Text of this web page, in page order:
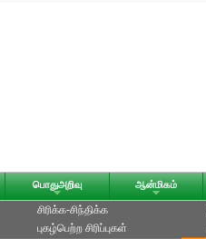
பொதுஅறிவு ஆன்மிகம்
சிரிக்க-சிந்திக்க
புகழ்பெற்ற சிரிப்புகள்